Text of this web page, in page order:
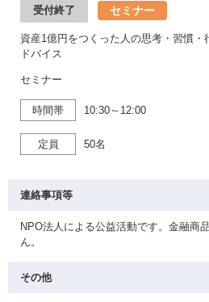
受付終了 セミナー
資産1億円をつくった人の思考・習慣
ドバイス
セミナー
時間帯 10:30～12:00
定員 50名
連絡事項等
NPO法人による公益活動です。金融商
ん。
その他